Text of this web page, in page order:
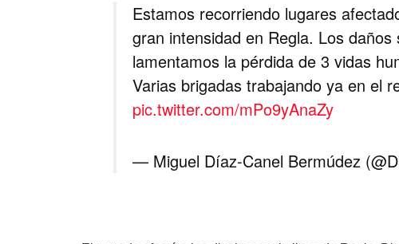
Estamos recorriendo lugares
gran intensidad en Regla. Los
lamentamos la pérdida de 3 vidas
Varias brigadas trabajando ya en el
pic.twitter.com/mPo9yAnaZy
— Miguel Díaz-Canel Bermúdez